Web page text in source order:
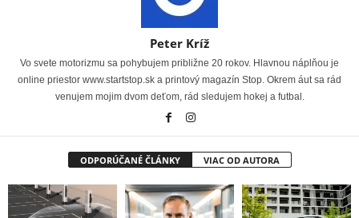
Peter Kríž
Vo svete motorizmu sa pohybujem približne 20 rokov. Hlavnou náplňou je
online priestor www.startstop.sk a printový magazín Stop. Okrem áut sa rád
venujem mojim dvom deťom, rád sledujem hokej a futbal.
ODPORÚČANÉ ČLÁNKY VIAC OD AUTORA